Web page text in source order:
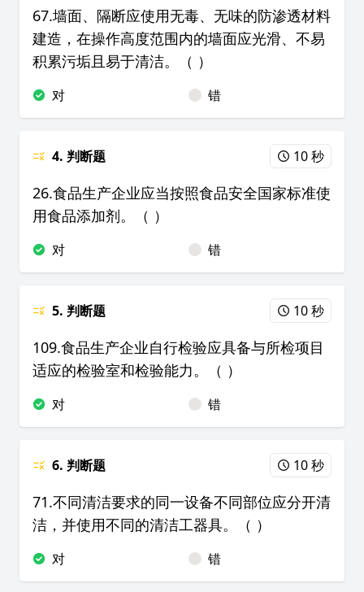
67.墙面、隔断应使用无毒、无味的防渗透材料
建造，在操作高度范围内的墙面应光滑、不易
积累污垢且易于清洁。（ ）
对 错
4. 判断题 10 秒
26.食品生产企业应当按照食品安全国家标准使
用食品添加剂。（ ）
对 错
5. 判断题 10 秒
109.食品生产企业自行检验应具备与所检项目
适应的检验室和检验能力。（ ）
对 错
6. 判断题 10 秒
71.不同清洁要求的同一设备不同部位应分开清
洁，并使用不同的清洁工器具。（ ）
对 错